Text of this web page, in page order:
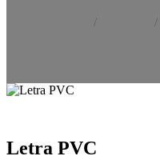
Letra PVC